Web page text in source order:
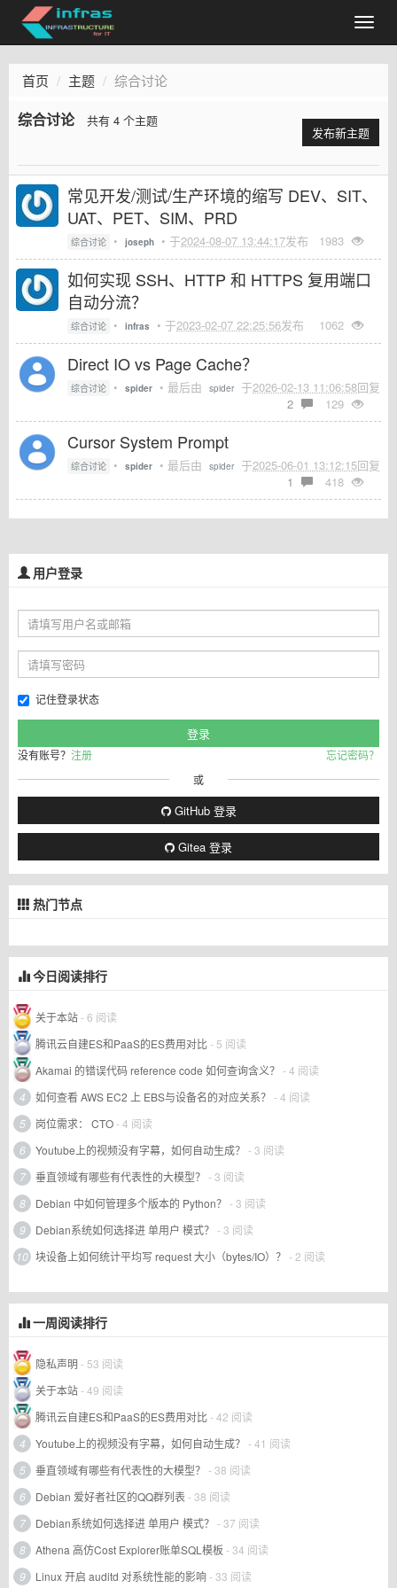
首页 主题 综合讨论
发布新主题
综合讨论 共有 4 个主题
常见开发/测试/生产环境的缩写 DEV、SIT、
UAT、PET、SIM、PRD
综合讨论 • joseph • 于2024-08-07 13:44:17发布 1983
如何实现 SSH、HTTP 和 HTTPS 复用端口
自动分流？
综合讨论 • infras • 于2023-02-07 22:25:56发布 1062
Direct IO vs Page Cache？
综合讨论 • spider • 最后由 spider 于2026-02-13 11:06:58回复
2
129
Cursor System Prompt
综合讨论 • spider • 最后由 spider 于2025-06-01 13:12:15回复
1
418
用户登录
记住登录状态
没有账号？ 注册
忘记密码？
或
GitHub 登录
Gitea 登录
热门节点
今日阅读排行
关于本站- 6 阅读
腾讯云自建ES和PaaS的ES费用对比- 5 阅读
Akamai 的错误代码 reference code 如何查询含义？ - 4 阅读
4
如何查看 AWS EC2 上 EBS与设备名的对应关系？ - 4 阅读
5
岗位需求： CTO- 4 阅读
6
Youtube上的视频没有字幕，如何自动生成？ - 3 阅读
7
垂直领域有哪些有代表性的大模型？ - 3 阅读
8
Debian 中如何管理多个版本的 Python？ - 3 阅读
9
Debian系统如何选择进 单用户 模式？ - 3 阅读
10 块设备上如何统计平均写 request 大小（bytes/IO）？ - 2 阅读
一周阅读排行
隐私声明 - 53 阅读
关于本站- 49 阅读
腾讯云自建ES和PaaS的ES费用对比- 42 阅读
4
Youtube上的视频没有字幕，如何自动生成？ - 41 阅读
5
垂直领域有哪些有代表性的大模型？ - 38 阅读
6
Debian 爱好者社区的QQ群列表 - 38 阅读
7
Debian系统如何选择进 单用户 模式？ - 37 阅读
8
Athena 高仿Cost Explorer账单SQL模板 - 34 阅读
9
Linux 开启 auditd 对系统性能的影响- 33 阅读